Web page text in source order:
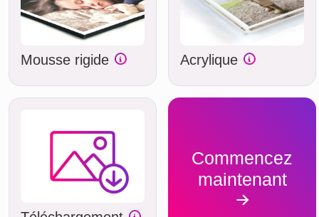
Mousse rigide Acrylique
Commencez
maintenant